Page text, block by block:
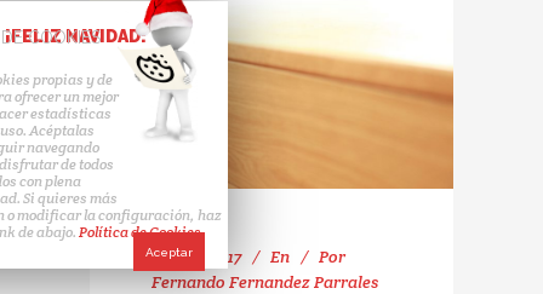
junio 7, 2017 En
Por
Fernando Fernandez Parrales
COOKIES
¡FELIZ NAVIDAD!
propias y de
ofrecer un mejor
estadísticas
Acéptalas
navegando
de todos
con plena
Si quieres más
o modificar la configuración, haz
de abajo. Política de Cookies.
Aceptar